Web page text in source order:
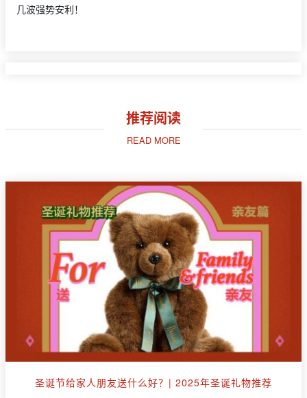
几波强势安利！
推荐阅读
READ MORE
圣诞节给家人朋友送什么好？| 2025年圣诞礼物推荐